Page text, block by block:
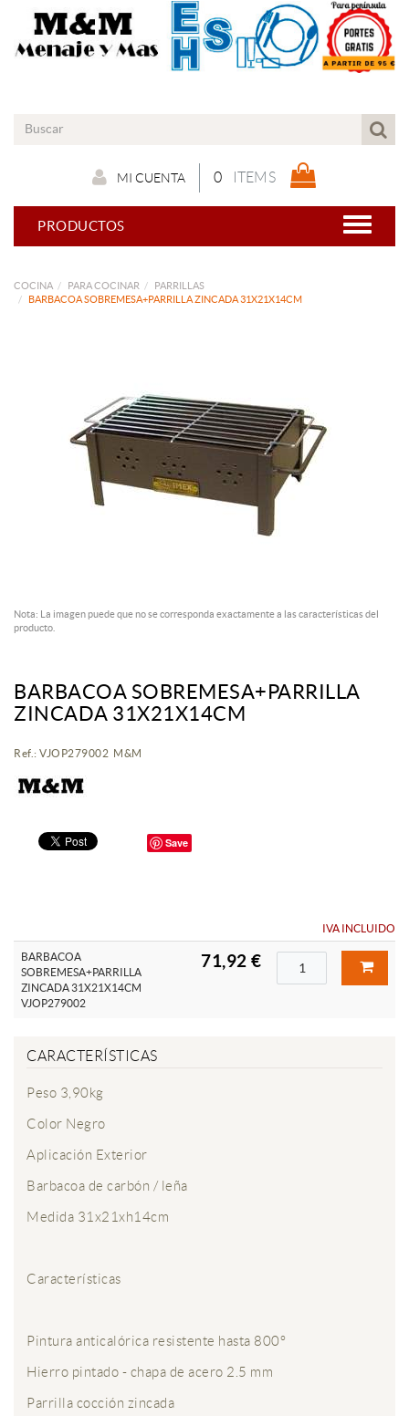
0 ITEMS
MI CUENTA
PRODUCTOS
COCINA PARA COCINAR
PARRILLAS
BARBACOA SOBREMESA+PARRILLA ZINCADA 31X21X14CM
Nota: La imagen puede que no se corresponda exactamente a las características del
producto.
BARBACOA SOBREMESA+PARRILLA
ZINCADA 31X21X14CM
Ref.: VJOP279002 M&M
Save
IVA INCLUIDO
BARBACOA
SOBREMESA+PARRILLA
ZINCADA 31X21X14CM
VJOP279002
71,92 €
CARACTERÍSTICAS
Peso 3,90kg
Color Negro
Aplicación Exterior
Barbacoa de carbón / leña
Medida 31x21xh14cm
Características
Pintura anticalórica resistente hasta 800°
Hierro pintado - chapa de acero 2.5 mm
Parrilla cocción zincada